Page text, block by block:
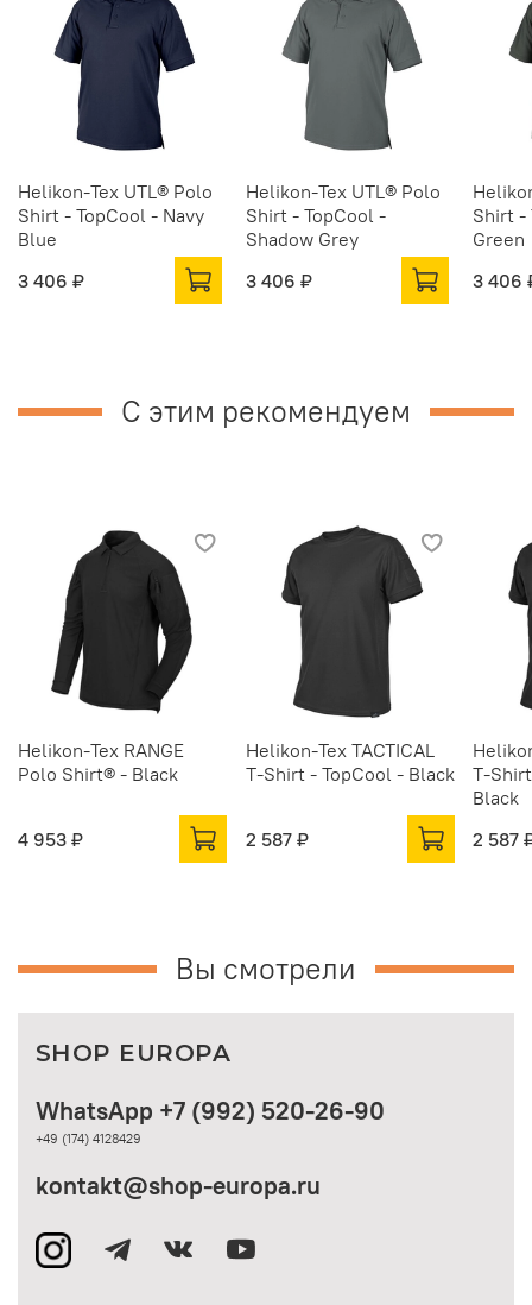
Helikon-Tex UTL® Polo
Shirt - TopCool - Navy
Blue
3 406 ₽
Helikon-Tex UTL® Polo
Shirt - TopCool -
Shadow Grey
3 406 ₽
Shirt -
Green
3 406
С этим рекомендуем
Helikon-Tex RANGE
Polo Shirt® - Black
4 953 ₽
Helikon-Tex TACTICAL
T-Shirt - TopCool - Black
2 587 ₽
T-
Black
2 587
Вы смотрели
WhatsApp +7 (992) 520-26-90
+49 (174) 4128429
kontakt@shop-europa.ru
SHOP EUROPA